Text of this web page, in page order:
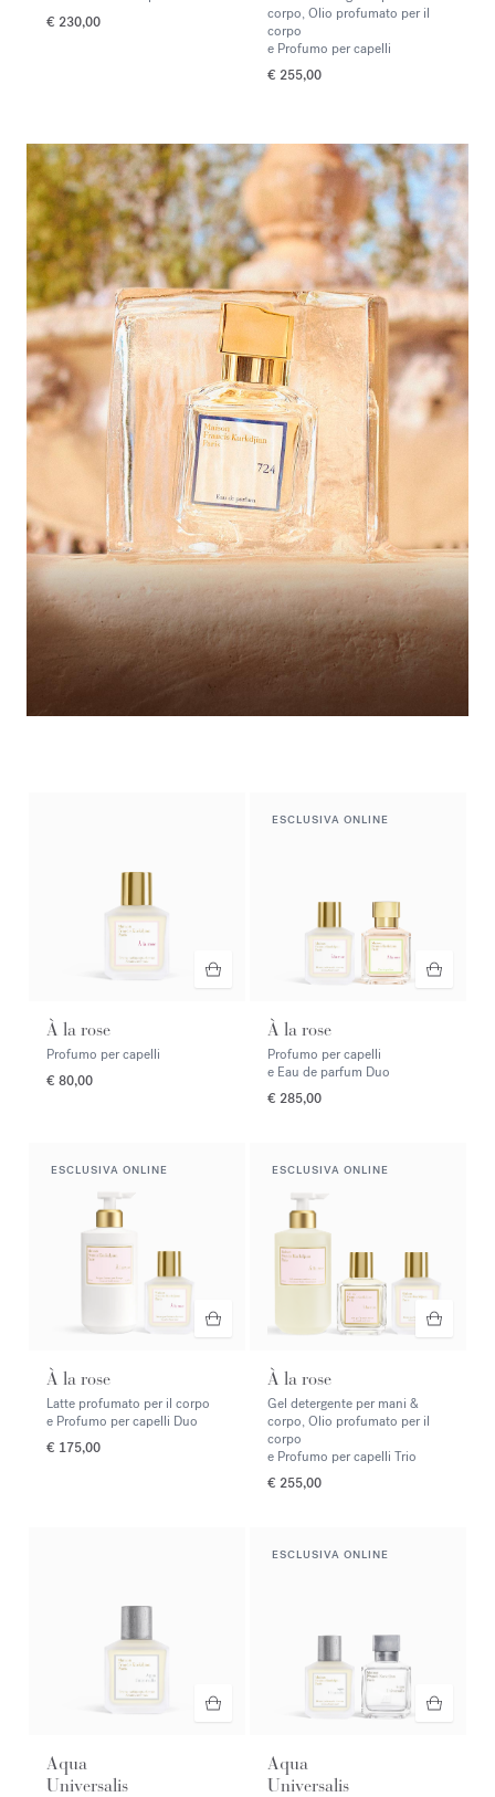
€ 230,00
corpo, Olio profumato per il
corpo
e Profumo per capelli
€ 255,00
<p><span style="color:#ffffff;">Scopri la selezione</span></p>
À la rose
Profumo per capelli
€ 80,00
ESCLUSIVA ONLINE
À la rose
Profumo per capelli
e Eau de parfum Duo
€ 285,00
ESCLUSIVA ONLINE
À la rose
Latte profumato per il corpo
e Profumo per capelli Duo
€ 175,00
ESCLUSIVA ONLINE
À la rose
Gel detergente per mani &
corpo, Olio profumato per il
corpo
e Profumo per capelli Trio
€ 255,00
Aqua
Universalis
ESCLUSIVA ONLINE
Aqua
Universalis